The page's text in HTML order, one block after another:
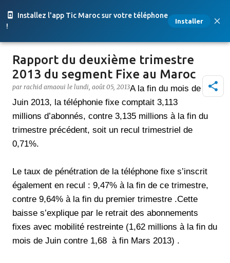
Installez l'app Tic Maroc sur votre téléphone
!
Installer
Accéder au contenu principal
Rapport du deuxième trimestre
2013 du segment Fixe au Maroc
par rachid amaoui le lundi, août 05, 2013A la fin du mois de
Juin 2013, la téléphonie fixe comptait 3,113
millions d’abonnés, contre 3,135 millions à la fin du
trimestre précédent, soit un recul trimestriel de
0,71%.
Le taux de pénétration de la téléphone fixe s’inscrit
également en recul : 9,47% à la fin de ce trimestre,
contre 9,64% à la fin du premier trimestre .Cette
baisse s’explique par le retrait des abonnements
fixes avec mobilité restreinte (1,62 millions à la fin du
mois de Juin contre 1,68 à fin Mars 2013) .